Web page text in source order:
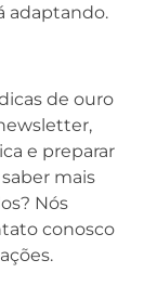
adaptando.
de ouro
e preparar
mais
Nós
conosco